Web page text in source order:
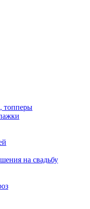
топперы
на свадьбу